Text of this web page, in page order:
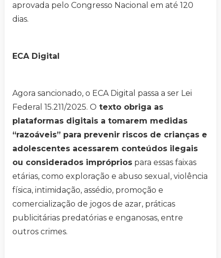
aprovada pelo Congresso Nacional em até 120
dias.
ECA Digital
Agora sancionado, o ECA Digital passa a ser Lei
Federal 15.211/2025. O texto obriga as
plataformas digitais a tomarem medidas
“razoáveis” para prevenir riscos de crianças e
adolescentes acessarem conteúdos ilegais
ou considerados impróprios para essas faixas
etárias, como exploração e abuso sexual, violência
física, intimidação, assédio, promoção e
comercialização de jogos de azar, práticas
publicitárias predatórias e enganosas, entre
outros crimes.